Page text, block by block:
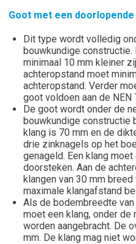
Goot met een
Dit type wordt volledig
bouwkundige
minimaal 10 mm kleiner
achteropstand moet
achteropstand. Verder
goot voldoen aan de NEN
De goot wordt onder de
bouwkundige constructie
klang is 70 mm en de
drie zinknagels op het
genageld. Een klang
doorsteken. Aan de
klangen van 30 mm
maximale klangafstand
Als de bodembreedte
moet een klang, onder de
worden aangebracht. De
mm. De klang mag niet